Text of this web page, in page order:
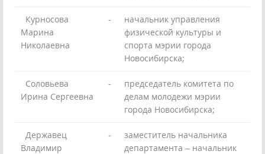
Курносова
Марина
Николаевна
-
начальник управления
физической культуры и
спорта мэрии города
Новосибирска;
Соловьева
Ирина Сергеевна
-
председатель комитета по
делам молодежи мэрии
города Новосибирска;
Державец
Владимир
-
заместитель начальника
департамента – начальник